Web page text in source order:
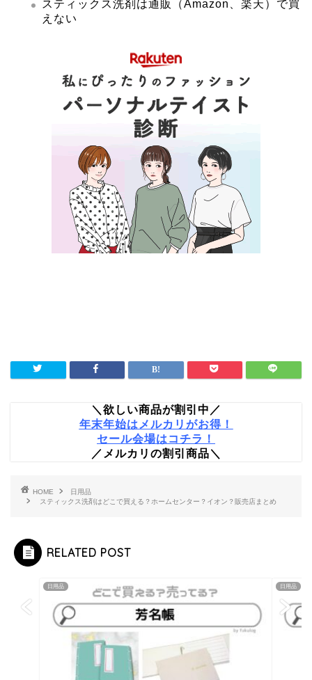
スティックス洗剤は通販（Amazon、楽天）で買
えない
＼欲しい商品が割引中／
年末年始はメルカリがお得！
セール会場はコチラ！
／メルカリの割引商品＼
HOME
日用品
スティックス洗剤はどこで買える？ホームセンター？イオン？販売店まとめ
RELATED POST
日用品 日用品